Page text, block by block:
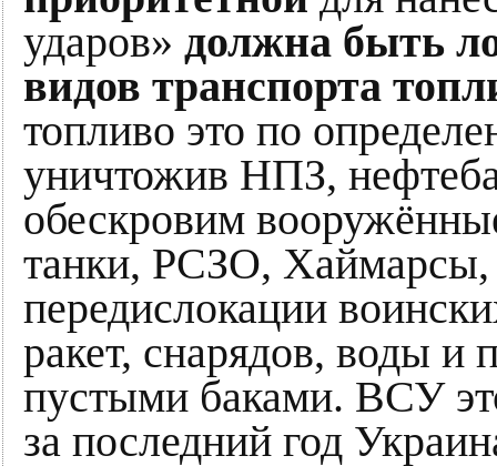
ударов» должна быть
видов транспорта
топливо это по
уничтожив НПЗ,
обескровим
танки, РСЗО, Хаймарсы,
передислокации
ракет, снарядов, воды и
пустыми баками. ВСУ
за последний год